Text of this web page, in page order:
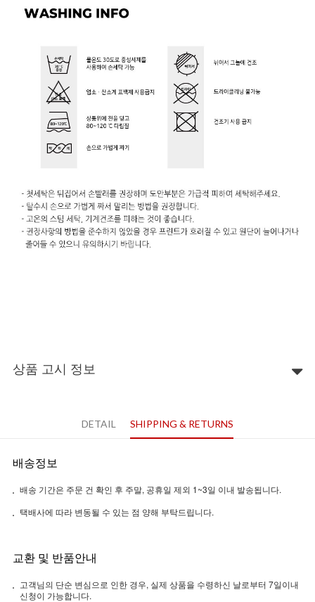
상품 고시 정보
DETAIL SHIPPING & RETURNS
배송정보
배송 기간은 주문 건 확인 후 주말, 공휴일 제외 1~3일 이내 발송됩니다.
택배사에 따라 변동될 수 있는 점 양해 부탁드립니다.
교환 및 반품안내
고객님의 단순 변심으로 인한 경우, 실제 상품을 수령하신 날로부터 7일이내
신청이 가능합니다.